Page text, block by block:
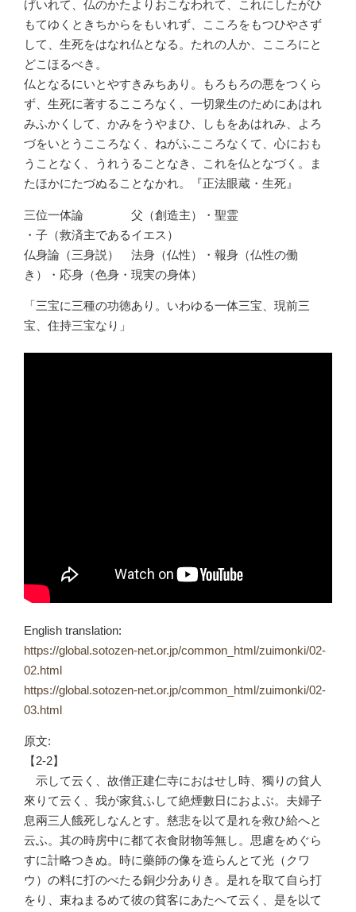
げいれて、仏のかたよりおこなわれて、これにしたがひ
もてゆくときちからをもいれず、こころをもつひやさず
して、生死をはなれ仏となる。たれの人か、こころにと
どこほるべき。
仏となるにいとやすきみちあり。もろもろの悪をつくら
ず、生死に著するこころなく、一切衆生のためにあはれ
みふかくして、かみをうやまひ、しもをあはれみ、よろ
づをいとうこころなく、ねがふこころなくて、心におも
うことなく、うれうることなき、これを仏となづく。ま
たほかにたづぬることなかれ。『正法眼蔵・生死』
三位一体論 父（創造主）・聖霊
・子（救済主であるイエス）
仏身論（三身説） 法身（仏性）・報身（仏性の働
き）・応身（色身・現実の身体）
「三宝に三種の功徳あり。いわゆる一体三宝、現前三
宝、住持三宝なり」
English translation:
https://global.sotozen-net.or.jp/common_html/zuimonki/02-
02.html
https://global.sotozen-net.or.jp/common_html/zuimonki/02-
03.html
原文:
【2-2】
示して云く、故僧正建仁寺におはせし時、獨りの貧人
來りて云く、我が家貧ふして絶煙數日におよぶ。夫婦子
息兩三人餓死しなんとす。慈悲を以て是れを救ひ給へと
云ふ。其の時房中に都て衣食財物等無し。思慮をめぐら
すに計略つきぬ。時に藥師の像を造らんとて光（クワ
ウ）の料に打のべたる銅少分ありき。是れを取て自ら打
をり、束ねまるめて彼の貧客にあたへて云く、是を以て